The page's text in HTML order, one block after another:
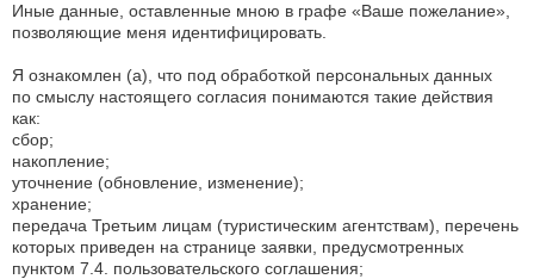
Иные данные, оставленные мною в графе «Ваше пожелание»,
позволяющие меня идентифицировать.
Я ознакомлен (а), что под обработкой персональных данных
по смыслу настоящего согласия понимаются такие действия
как:
сбор;
накопление;
уточнение (обновление, изменение);
хранение;
передача Третьим лицам (туристическим агентствам), перечень
которых приведен на странице заявки, предусмотренных
пунктом 7.4. пользовательского соглашения;